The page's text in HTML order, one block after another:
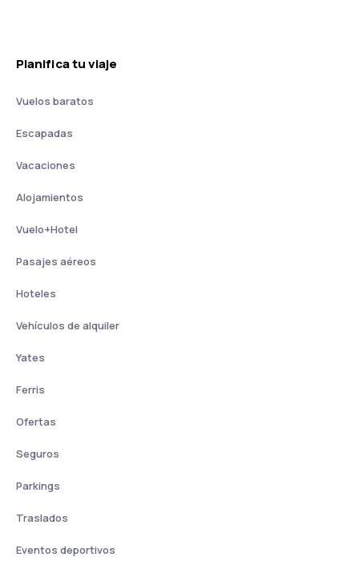
Planifica tu viaje
Vuelos baratos
Escapadas
Vacaciones
Alojamientos
Vuelo+Hotel
Pasajes aéreos
Hoteles
Vehículos de alquiler
Yates
Ferris
Ofertas
Seguros
Parkings
Traslados
Eventos deportivos